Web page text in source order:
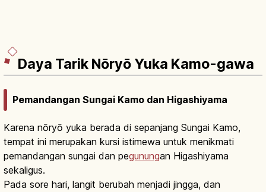
Daya Tarik Nōryō Yuka Kamo-gawa
Pemandangan Sungai Kamo dan Higashiyama
Karena nōryō yuka berada di sepanjang Sungai Kamo,
tempat ini merupakan kursi istimewa untuk menikmati
pemandangan sungai dan pegunungan Higashiyama
sekaligus.
Pada sore hari, langit berubah menjadi jingga, dan